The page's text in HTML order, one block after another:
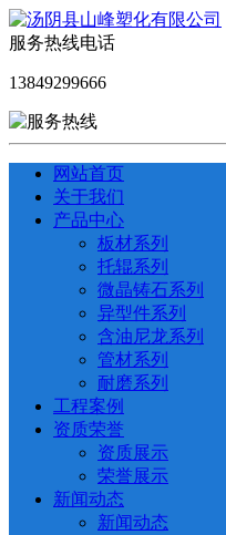
服务热线电话
13849299666
网站首页
关于我们
产品中心
板材系列
托辊系列
微晶铸石系列
异型件系列
含油尼龙系列
管材系列
耐磨系列
工程案例
资质荣誉
资质展示
荣誉展示
新闻动态
新闻动态